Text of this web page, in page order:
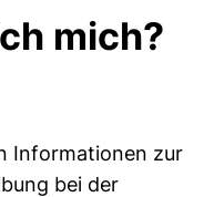
mich?
mich?
Informationen zur
bei der